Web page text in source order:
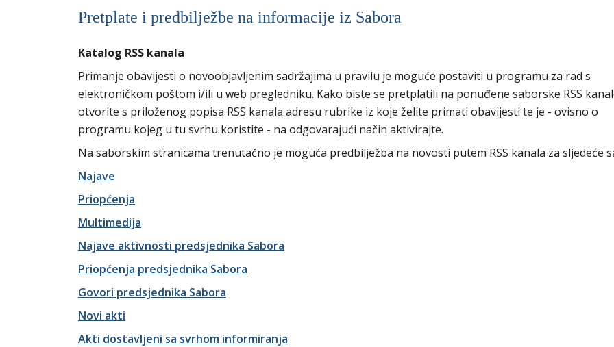
Pretplate i predbilježbe na informacije iz Sabora
Katalog RSS kanala
Primanje obavijesti o novoobjavljenim sadržajima u pravilu je moguće postaviti u programu za rad s
elektroničkom poštom i/ili u web pregledniku. Kako biste se pretplatili na ponuđene saborske RSS
otvorite s priloženog popisa RSS kanala adresu rubrike iz koje želite primati obavijesti te je - ovisno o
programu kojeg u tu svrhu koristite - na odgovarajući način aktivirajte.
Na saborskim stranicama trenutačno je moguća predbilježba na novosti putem RSS kanala za sljedeće
Najave
Priopćenja
Multimedija
Najave aktivnosti predsjednika Sabora
Priopćenja predsjednika Sabora
Govori predsjednika Sabora
Novi akti
Akti dostavljeni sa svrhom informiranja